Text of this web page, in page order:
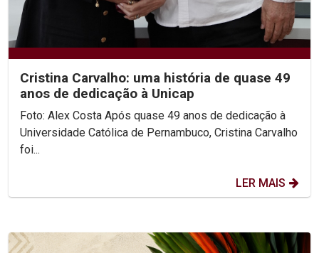
Cristina Carvalho: uma história de quase 49
anos de dedicação à Unicap
Foto: Alex Costa Após quase 49 anos de dedicação à
Universidade Católica de Pernambuco, Cristina Carvalho
foi...
LER MAIS